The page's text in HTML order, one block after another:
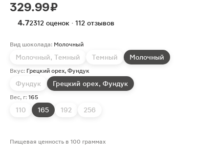
329.99 ₽
4.72312 оценок · 112 отзывов
Вид шоколада: Молочный
Молочный, Темный Темный Молочный
Вкус: Грецкий орех, Фундук
Фундук Грецкий орех, Фундук
Вес, г: 165
110 165 192 256
Пищевая ценность в 100 граммах